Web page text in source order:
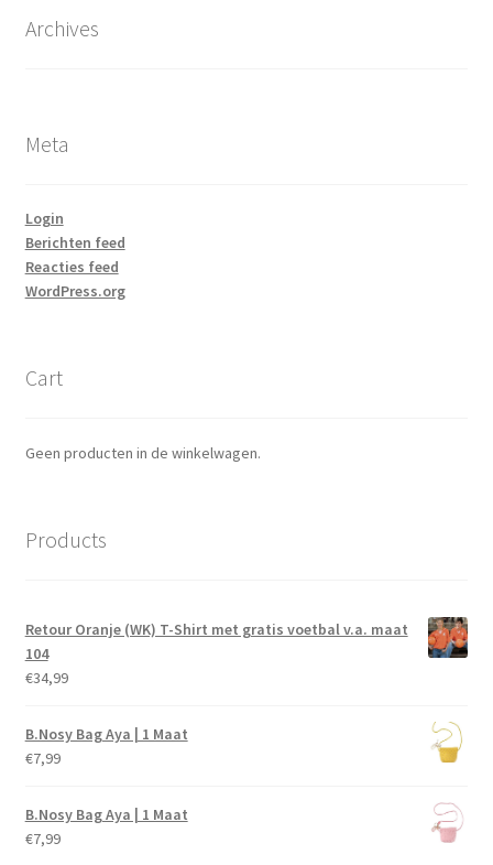
Archives
Meta
Login
Berichten feed
Reacties feed
WordPress.org
Cart
Geen producten in de winkelwagen.
Products
Retour Oranje (WK) T-Shirt met gratis voetbal v.a. maat
104
€34,99
B.Nosy Bag Aya | 1 Maat
€7,99
B.Nosy Bag Aya | 1 Maat
€7,99